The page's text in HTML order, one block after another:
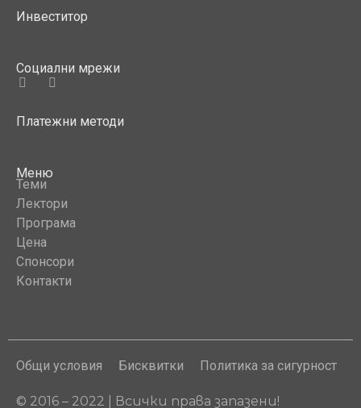
Инвеститор
Социални мрежи
Платежни методи
Меню
Теми
Лектори
Програма
Цена
Спонсори
Контакти
© 2016 – 2022 | Всички права запазени!
Общи условия Бисквитки Политика за сигурност